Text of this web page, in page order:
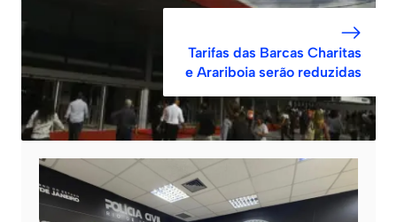
Tarifas das Barcas Charitas
e Arariboia serão reduzidas